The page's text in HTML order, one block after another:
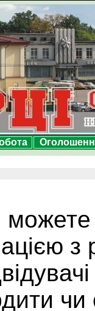
можете
з